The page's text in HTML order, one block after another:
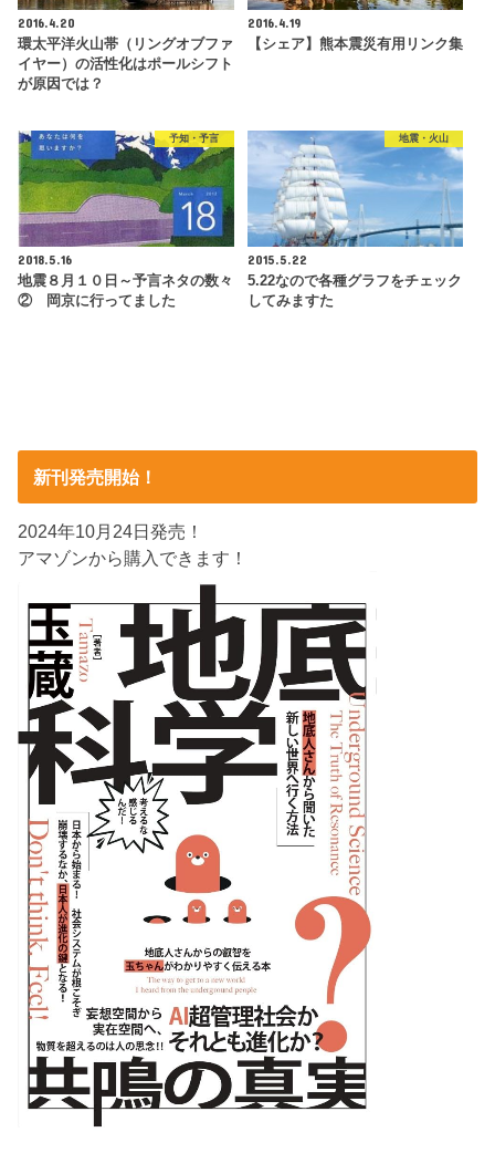
2016.4.20
環太平洋火山帯（リングオブファ
イヤー）の活性化はポールシフト
が原因では？
2016.4.19
【シェア】熊本震災有用リンク集
予知・予言
2018.5.16
地震８月１０日～予言ネタの数々
② 岡京に行ってました
地震・火山
2015.5.22
5.22なので各種グラフをチェック
してみますた
新刊発売開始！
2024年10月24日発売！
アマゾンから購入できます！